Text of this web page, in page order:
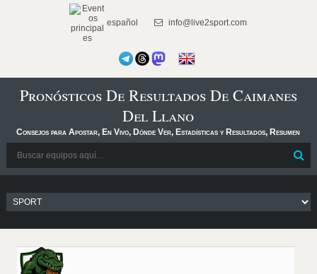
español info@live2sport.com
Pronósticos De Resultados De Caimanes
Del Llano
Consejos para Apostar, En Vivo, Dónde Ver, Estadísticas y Resultados, Resumen